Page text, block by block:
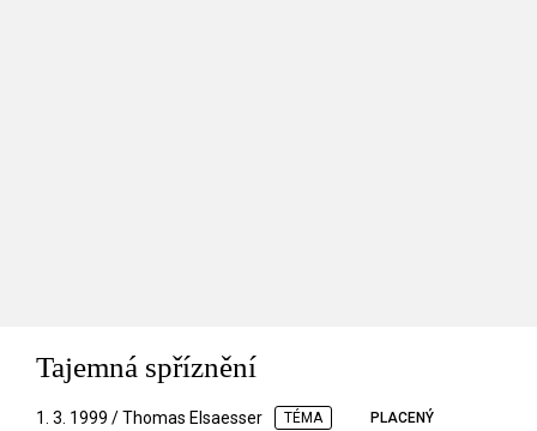
Tajemná spříznění
1. 3. 1999 / Thomas Elsaesser TÉMA PLACENÝ